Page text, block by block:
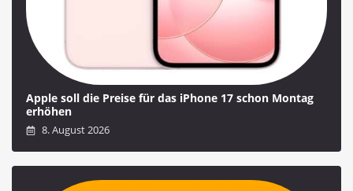
Apple soll die Preise für das iPhone 17 schon Montag
erhöhen
8. August 2026